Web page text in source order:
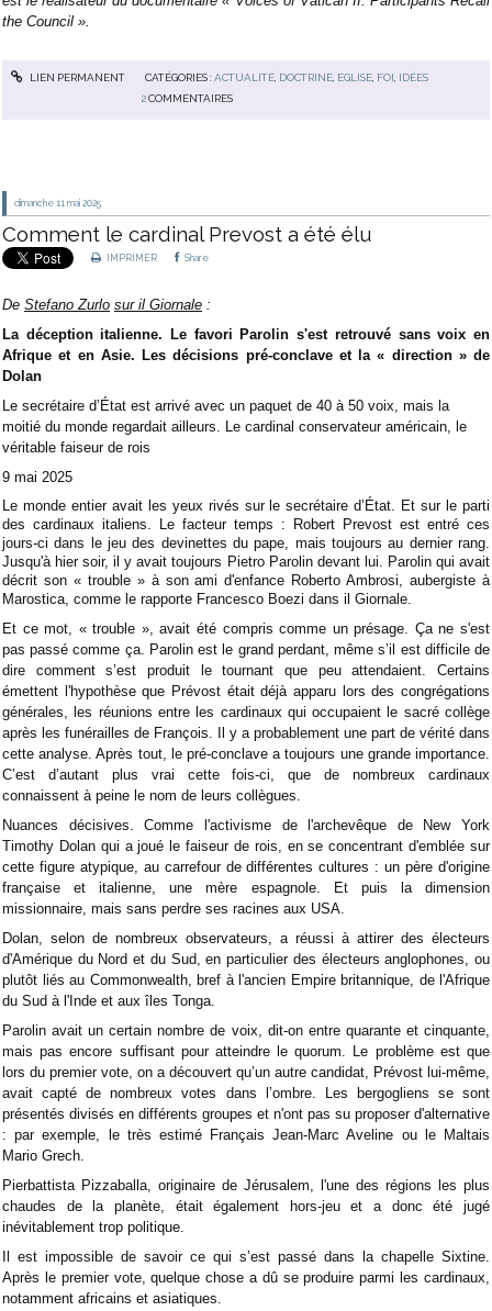
the Council ».
LIEN PERMANENT CATÉGORIES :ACTUALITÉ, DOCTRINE, EGLISE, FOI, IDÉES
2 COMMENTAIRES
dimanche 11 mai 2025
Comment le cardinal Prevost a été élu
IMPRIMER Share
De Stefano Zurlo sur il Giornale :
La déception italienne. Le favori Parolin s'est retrouvé sans voix en
Afrique et en Asie. Les décisions pré-conclave et la « direction » de
Dolan
Le secrétaire d’État est arrivé avec un paquet de 40 à 50 voix, mais la
moitié du monde regardait ailleurs. Le cardinal conservateur américain, le
véritable faiseur de rois
9 mai 2025
Le monde entier avait les yeux rivés sur le secrétaire d’État. Et sur le parti
des cardinaux italiens. Le facteur temps : Robert Prevost est entré ces
jours-ci dans le jeu des devinettes du pape, mais toujours au dernier rang.
Jusqu'à hier soir, il y avait toujours Pietro Parolin devant lui. Parolin qui avait
décrit son « trouble » à son ami d'enfance Roberto Ambrosi, aubergiste à
Marostica, comme le rapporte Francesco Boezi dans il Giornale.
Et ce mot, « trouble », avait été compris comme un présage. Ça ne s'est
pas passé comme ça. Parolin est le grand perdant, même s’il est difficile de
dire comment s’est produit le tournant que peu attendaient. Certains
émettent l'hypothèse que Prévost était déjà apparu lors des congrégations
générales, les réunions entre les cardinaux qui occupaient le sacré collège
après les funérailles de François. Il y a probablement une part de vérité dans
cette analyse. Après tout, le pré-conclave a toujours une grande importance.
C’est d’autant plus vrai cette fois-ci, que de nombreux cardinaux
connaissent à peine le nom de leurs collègues.
Nuances décisives. Comme l'activisme de l'archevêque de New York
Timothy Dolan qui a joué le faiseur de rois, en se concentrant d'emblée sur
cette figure atypique, au carrefour de différentes cultures : un père d'origine
française et italienne, une mère espagnole. Et puis la dimension
missionnaire, mais sans perdre ses racines aux USA.
Dolan, selon de nombreux observateurs, a réussi à attirer des électeurs
d'Amérique du Nord et du Sud, en particulier des électeurs anglophones, ou
plutôt liés au Commonwealth, bref à l'ancien Empire britannique, de l'Afrique
du Sud à l'Inde et aux îles Tonga.
Parolin avait un certain nombre de voix, dit-on entre quarante et cinquante,
mais pas encore suffisant pour atteindre le quorum. Le problème est que
lors du premier vote, on a découvert qu’un autre candidat, Prévost lui-même,
avait capté de nombreux votes dans l’ombre. Les bergogliens se sont
présentés divisés en différents groupes et n'ont pas su proposer d'alternative
: par exemple, le très estimé Français Jean-Marc Aveline ou le Maltais
Mario Grech.
Pierbattista Pizzaballa, originaire de Jérusalem, l'une des régions les plus
chaudes de la planète, était également hors-jeu et a donc été jugé
inévitablement trop politique.
Il est impossible de savoir ce qui s’est passé dans la chapelle Sixtine.
Après le premier vote, quelque chose a dû se produire parmi les cardinaux,
notamment africains et asiatiques.